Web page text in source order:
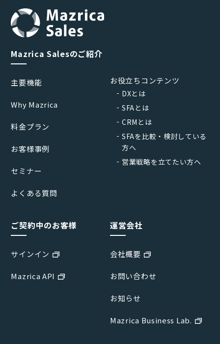
Mazrica Salesのご紹介
主要機能
Why Mazrica
料金プラン
お客様事例
セミナー
よくある質問
お役立ちコンテンツ
DXとは
SFAとは
CRMとは
SFAを比較・検討している
方へ
営業戦略を立てたい方へ
ご契約中のお客様
サインイン
Mazrica API
運営会社
会社概要
お問い合わせ
お知らせ
Mazrica Business Lab.